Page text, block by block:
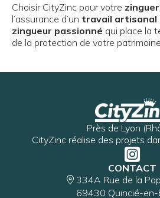
Choisir CityZinc pour votre
l’assurance d’un travail artisanal
zingueur passionné qui place la
de la protection de votre patrimoine.
Près de Lyon
CityZinc réalise des projets
CONTACT
334A Rue de la
69430 Quincié-en-